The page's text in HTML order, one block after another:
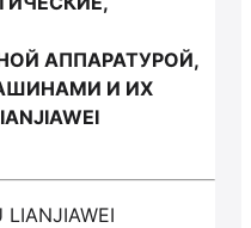
АППАРАТУРОЙ,
И ИХ
LIANJIAWEI